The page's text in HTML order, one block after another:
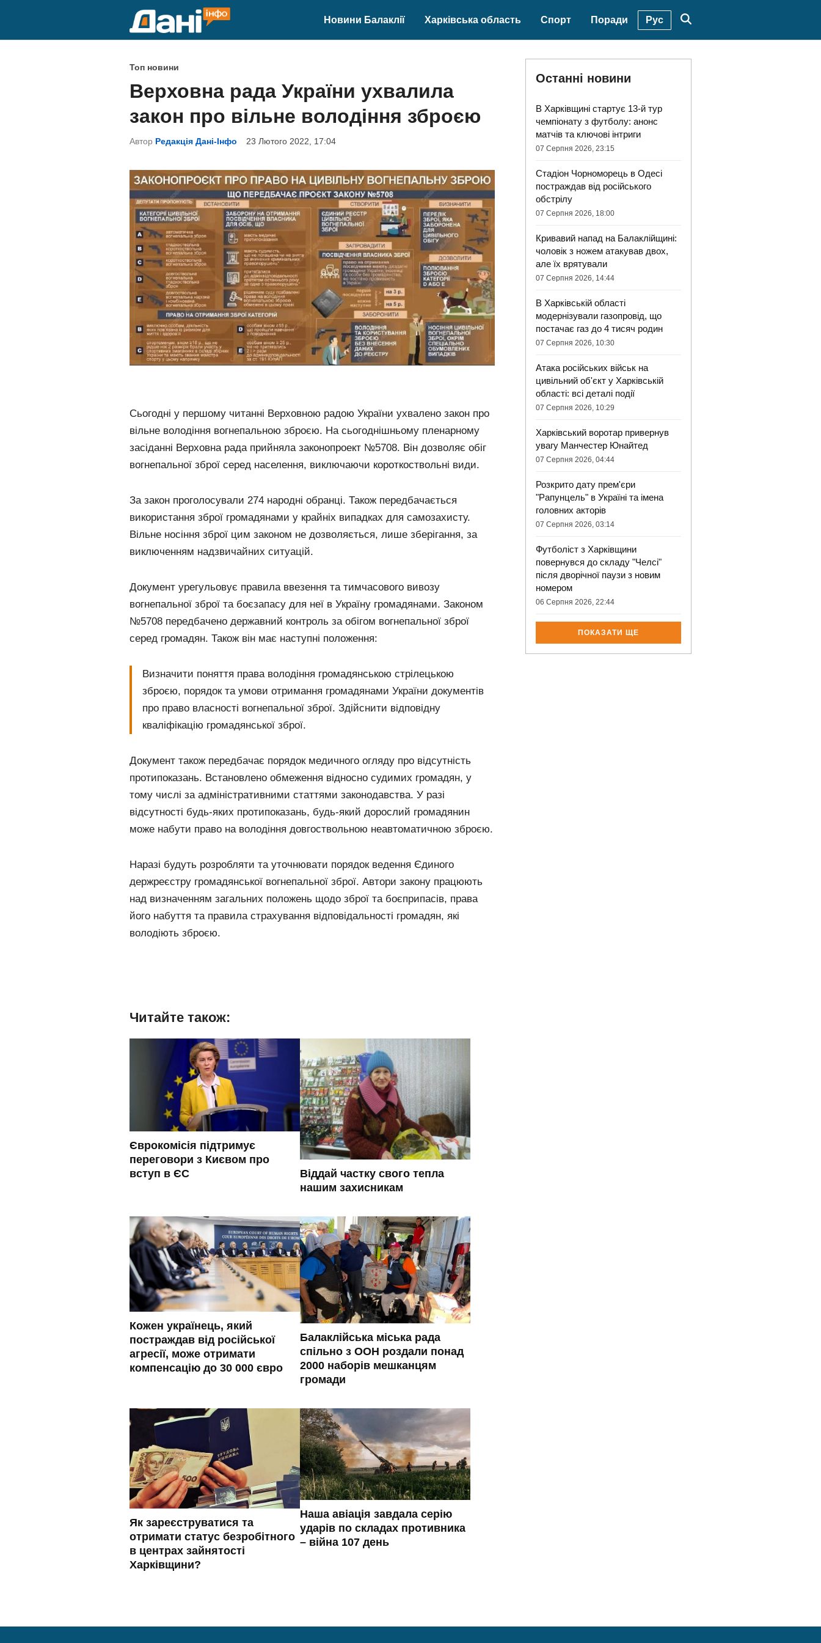
Новини Балаклії Харківська область Спорт Поради Рус
P
o
s
t
i
n
Топ новини
Верховна рада України ухвалила
закон про вільне володіння зброєю
Автор Редакція Дані-Інфо 23 Лютого 2022, 17:04
Сьогодні у першому читанні Верховною радою України ухвалено закон про
вільне володіння вогнепальною зброєю. На сьогоднішньому пленарному
засіданні Верховна рада прийняла законопроект №5708. Він дозволяє обіг
вогнепальної зброї серед населення, виключаючи короткоствольні види.
За закон проголосували 274 народні обранці. Також передбачається
використання зброї громадянами у крайніх випадках для самозахисту.
Вільне носіння зброї цим законом не дозволяється, лише зберігання, за
виключенням надзвичайних ситуацій.
Документ урегульовує правила ввезення та тимчасового вивозу
вогнепальної зброї та боєзапасу для неї в Україну громадянами. Законом
№5708 передбачено державний контроль за обігом вогнепальної зброї
серед громадян. Також він має наступні положення:
Визначити поняття права володіння громадянською стрілецькою
зброєю, порядок та умови отримання громадянами України документів
про право власності вогнепальної зброї. Здійснити відповідну
кваліфікацію громадянської зброї.
Документ також передбачає порядок медичного огляду про відсутність
протипоказань. Встановлено обмеження відносно судимих громадян, у
тому числі за адміністративними статтями законодавства. У разі
відсутності будь-яких протипоказань, будь-який дорослий громадянин
може набути право на володіння довгоствольною неавтоматичною зброєю.
Наразі будуть розробляти та уточнювати порядок ведення Єдиного
держреєстру громадянської вогнепальної зброї. Автори закону працюють
над визначенням загальних положень щодо зброї та боєприпасів, права
його набуття та правила страхування відповідальності громадян, які
володіють зброєю.
Читайте також:
Єврокомісія підтримує
переговори з Києвом про
вступ в ЄС
Віддай частку свого тепла
нашим захисникам
Кожен українець, який
постраждав від російської
агресії, може отримати
компенсацію до 30 000 євро
Балаклійська міська рада
спільно з ООН роздали понад
2000 наборів мешканцям
громади
Як зареєструватися та
отримати статус безробітного
в центрах зайнятості
Харківщини?
Наша авіація завдала серію
ударів по складах противника
– війна 107 день
Останні новини
В Харківщині стартує 13-й тур
чемпіонату з футболу: анонс
матчів та ключові інтриги
07 Серпня 2026, 23:15
Стадіон Чорноморець в Одесі
постраждав від російського
обстрілу
07 Серпня 2026, 18:00
Кривавий напад на Балаклійщині:
чоловік з ножем атакував двох,
але їх врятували
07 Серпня 2026, 14:44
В Харківській області
модернізували газопровід, що
постачає газ до 4 тисяч родин
07 Серпня 2026, 10:30
Атака російських військ на
цивільний об'єкт у Харківській
області: всі деталі події
07 Серпня 2026, 10:29
Харківський воротар привернув
увагу Манчестер Юнайтед
07 Серпня 2026, 04:44
Розкрито дату прем'єри
"Рапунцель" в Україні та імена
головних акторів
07 Серпня 2026, 03:14
Футболіст з Харківщини
повернувся до складу "Челсі"
після дворічної паузи з новим
номером
06 Серпня 2026, 22:44
ПОКАЗАТИ ЩЕ